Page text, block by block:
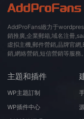
AddProFans緻力于
銷推廣,企業郵箱,域名注冊
虛拟主機,郵件營銷,品牌官
銷,網絡營銷,短信營銷等服務。
主題和插件
WP主題訂制
WP插件中心